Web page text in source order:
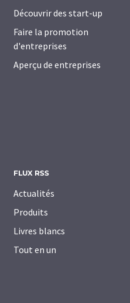
Découvrir des start-up
Faire la promotion
d'entreprises
Aperçu de entreprises
FLUX RSS
Actualités
Produits
Livres blancs
Tout en un